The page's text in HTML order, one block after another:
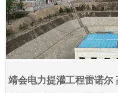
靖会电力提灌工程雷诺尔